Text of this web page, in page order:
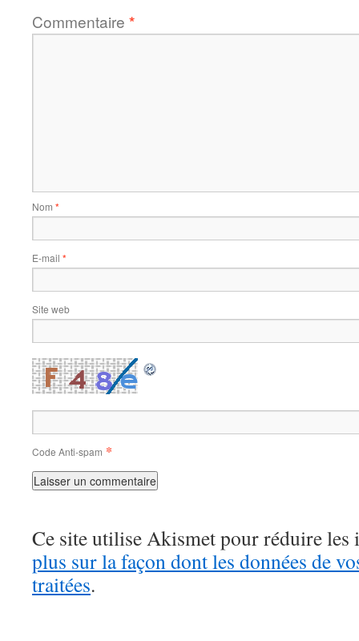
Commentaire *
Nom *
E-mail *
Site web
Code Anti-spam *
Ce site utilise Akismet pour réduire les
plus sur la façon dont les données de
traitées.